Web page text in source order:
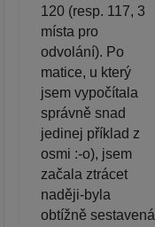
120 (resp. 117, 3
místa pro
odvolání). Po
matice, u který
jsem vypočítala
správně snad
jedinej příklad z
osmi :-o), jsem
začala ztrácet
naději-byla
obtížně sestavená